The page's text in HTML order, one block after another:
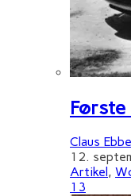
Claus
12.
Artikel ,
13